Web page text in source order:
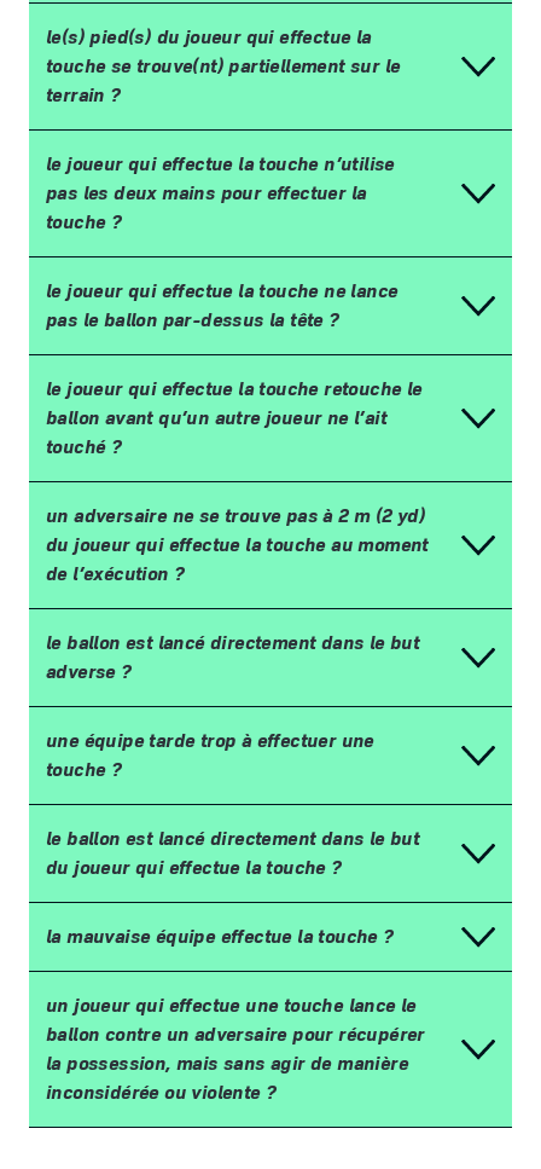
le(s) pied(s) du joueur qui effectue la
touche se trouve(nt) partiellement sur le
terrain ?
le joueur qui effectue la touche n’utilise
pas les deux mains pour effectuer la
touche ?
le joueur qui effectue la touche ne lance
pas le ballon par-dessus la tête ?
le joueur qui effectue la touche retouche le
ballon avant qu’un autre joueur ne l’ait
touché ?
un adversaire ne se trouve pasà2 m (2 yd)
du joueur qui effectue la touche au moment
de l’exécution ?
le ballon est lancé directement dans le but
adverse ?
une équipe tarde trop à effectuer une
touche ?
le ballon est lancé directement dans le but
du joueur qui effectue la touche ?
la mauvaise équipe effectue la touche ?
un joueur qui effectue une touche lance le
ballon contre un adversaire pour récupérer
la possession, mais sans agir de manière
inconsidérée ou violente ?